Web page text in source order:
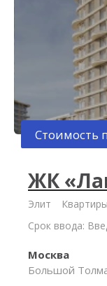
Стоимость
ЖК
Элит
Квартиры
Срок ввода:
Москва
Большой